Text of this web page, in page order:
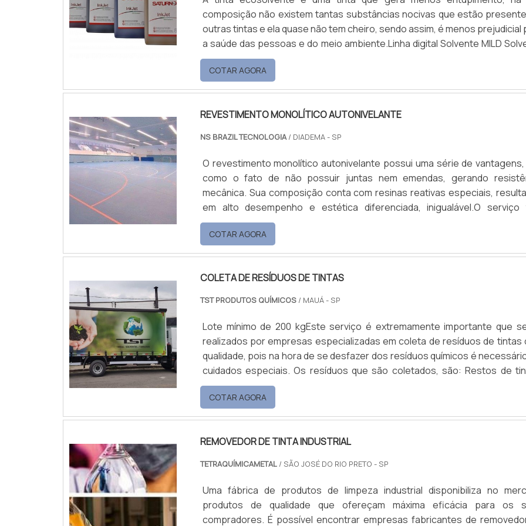
composição não existem tantas substâncias nocivas que estão
outras tintas e ela quase não tem cheiro, sendo assim, é menos prejudicial
a saúde das pessoas e do meio ambiente.Linha digital Solvente MILD Solvente
Digital UV Digital UV LED Sublimática (Base água) Corante (Base
Produtos Auxiliares da Linha, como: lacas, vernizes, solventes de
promotor de aderência, etc.A impressão digital é um process.
COTAR AGORA
REVESTIMENTO MONOLÍTICO AUTONIVELANTE
NS BRAZIL TECNOLOGIA/ DIADEMA - SP
O revestimento monolítico autonivelante possui uma série de
como o fato de não possuir juntas nem emendas, gerando
mecânica. Sua composição conta com resinas reativas especiais,
em alto desempenho e estética diferenciada, inigualável.O serviço
características impermeabilizantes, requer pouca necessidade
manutenção e é de fácil limpeza, por isso, são capazes de atender
requisitos para segurança do trabalho e higiene industrial, entre
COTAR AGORA
COLETA DE RESÍDUOS DE TINTAS
TST PRODUTOS QUÍMICOS/ MAUÁ - SP
Lote mínimo de 200 kgEste serviço é extremamente importante que
realizados por empresas especializadas em coleta de resíduos de tintas
qualidade, pois na hora de se desfazer dos resíduos químicos é
cuidados especiais. Os resíduos que são coletados, são: Restos de
Vernizes; Solventes; Entre outros.O que os resíduos podem
Primeiramente, é importante ressaltar que é preciso muito cuidado
descartar vernizes e tintas, bem como solventes utilizados durante .
COTAR AGORA
REMOVEDOR DE TINTA INDUSTRIAL
TETRAQUÍMICAMETAL/ SÃO JOSÉ DO RIO PRETO - SP
Uma fábrica de produtos de limpeza industrial disponibiliza no
produtos de qualidade que ofereçam máxima eficácia para os
compradores. É possível encontrar empresas fabricantes de